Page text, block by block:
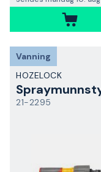
Vanning
HOZELOCK
21-2295